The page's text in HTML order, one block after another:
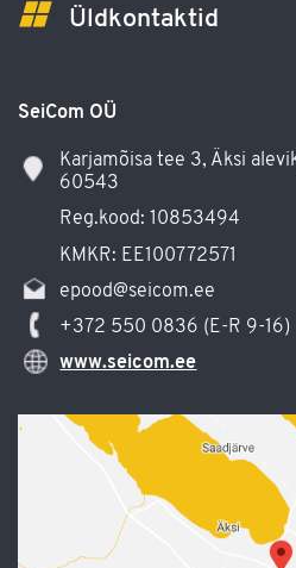
Üldkontaktid
SeiCom OÜ
Karjamõisa tee 3, Äksi
60543
Reg.kood: 10853494
KMKR: EE100772571
epood@seicom.ee
+372 550 0836 (E-R 9-16)
www.seicom.ee